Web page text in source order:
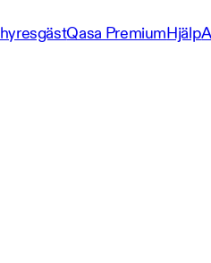
Qasa PremiumHjälp